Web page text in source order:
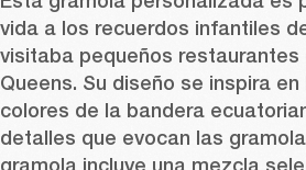
vida a los recuerdos infantiles
visitaba pequeños restaurantes
Queens. Su diseño se inspira
colores de la bandera
detalles que evocan las
gramola incluye una mezcla